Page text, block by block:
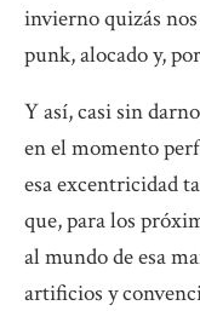
invierno quizás
punk, alocado y,
Y así, casi sin
en el momento
esa excentricidad
que, para los
al mundo de esa
artificios y